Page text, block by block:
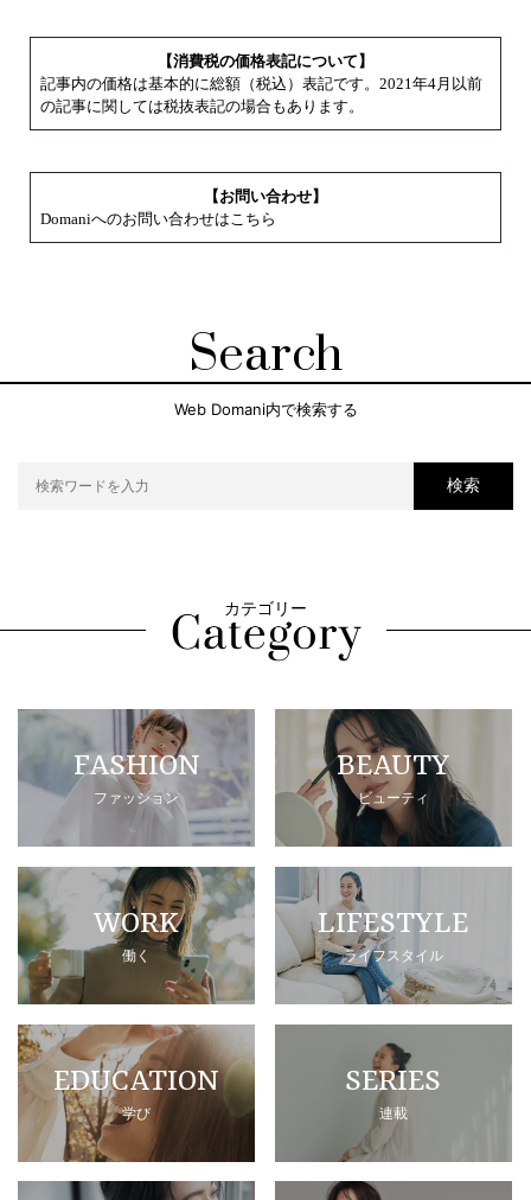
【消費税の価格表記について】
記事内の価格は基本的に総額（税込）表記です。2021年4月以前
の記事に関しては税抜表記の場合もあります。
【お問い合わせ】
Domaniへのお問い合わせはこちら
Search
Web Domani内で検索する
検索
カテゴリー
FASHION
ファッション
BEAUTY
ビューティ
WORK
働く
LIFESTYLE
ライフスタイル
EDUCATION
学び
SERIES
連載